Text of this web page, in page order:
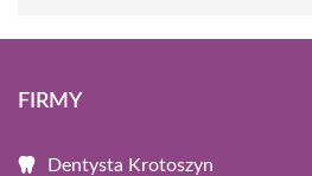
FIRMY
Dentysta Krotoszyn